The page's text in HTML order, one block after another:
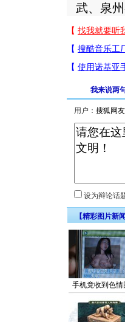
武、泉
我来说两
用户：
设为辩论
【精彩图片新闻
手机竟收到色情